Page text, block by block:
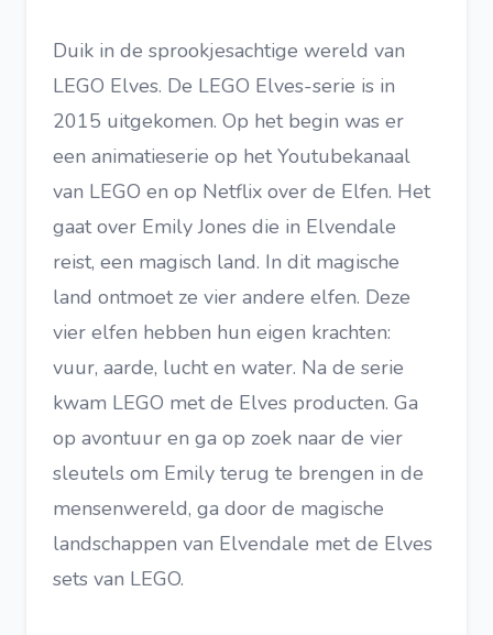
Duik in de sprookjesachtige wereld van
LEGO Elves. De LEGO Elves-serie is in
2015 uitgekomen. Op het begin was er
een animatieserie op het Youtubekanaal
van LEGO en op Netflix over de Elfen. Het
gaat over Emily Jones die in Elvendale
reist, een magisch land. In dit magische
land ontmoet ze vier andere elfen. Deze
vier elfen hebben hun eigen krachten:
vuur, aarde, lucht en water. Na de serie
kwam LEGO met de Elves producten. Ga
op avontuur en ga op zoek naar de vier
sleutels om Emily terug te brengen in de
mensenwereld, ga door de magische
landschappen van Elvendale met de Elves
sets van LEGO.